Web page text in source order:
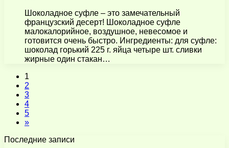
Шоколадное суфле – это замечательный
французский десерт! Шоколадное суфле
малокалорийное, воздушное, невесомое и
готовится очень быстро. Ингредиенты: для суфле:
шоколад горький 225 г. яйца четыре шт. сливки
жирные один стакан…
1
2
3
4
5
»
Последние записи